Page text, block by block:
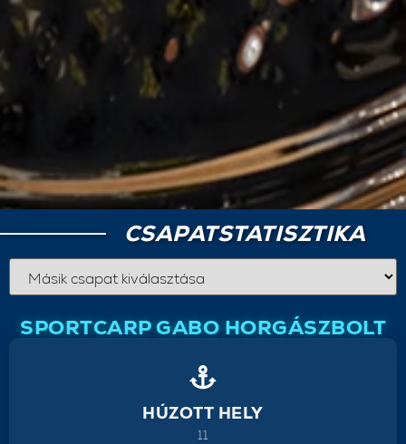
CSAPATSTATISZTIKA
SPORTCARP GABO HORGÁSZBOLT
HÚZOTT HELY
11